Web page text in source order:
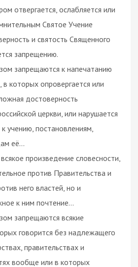
отвергается, ослабляется или
Святое Учение
и святость Священного
запрещению.
запрещаются к напечатанию
в которых опровергается или
достоверность
церкви, или нарушается
учению, постановлениям,
её…
произведение словесности,
против Правительства и
него властей, но и
к ним почтение…
запрещаются всякие
говорится без надлежащего
правительствах и
вообще или в которых